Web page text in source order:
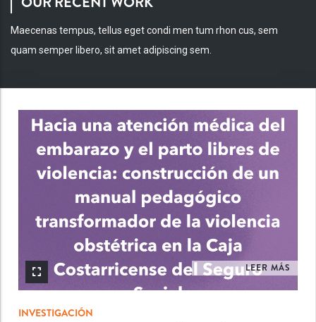
Maecenas tempus, tellus eget condi men tum rhon cus, sem
quam semper libero, sit amet adipiscing sem.
LEER MÁS
INVESTIGACIÓN